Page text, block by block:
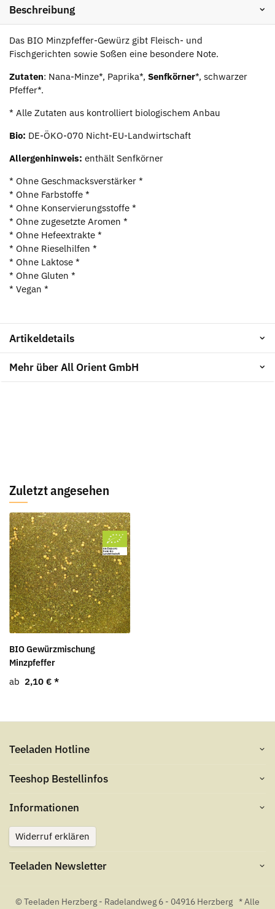
Beschreibung
Das BIO Minzpfeffer-Gewürz gibt Fleisch- und
Fischgerichten sowie Soßen eine besondere Note.
Zutaten: Nana-Minze*, Paprika*, Senfkörner*, schwarzer
Pfeffer*.
* Alle Zutaten aus kontrolliert biologischem Anbau
Bio: DE-ÖKO-070 Nicht-EU-Landwirtschaft
Allergenhinweis: enthält Senfkörner
* Ohne Geschmacksverstärker *
* Ohne Farbstoffe *
* Ohne Konservierungsstoffe *
* Ohne zugesetzte Aromen *
* Ohne Hefeextrakte *
* Ohne Rieselhilfen *
* Ohne Laktose *
* Ohne Gluten *
* Vegan *
Artikeldetails
Mehr über All Orient GmbH
Zuletzt angesehen
BIO Gewürzmischung
Minzpfeffer
ab 2,10 € *
Teeladen Hotline
Teeshop Bestellinfos
Informationen
Widerruf erklären
Teeladen Newsletter
© Teeladen Herzberg - Radelandweg 6 - 04916 Herzberg * Alle